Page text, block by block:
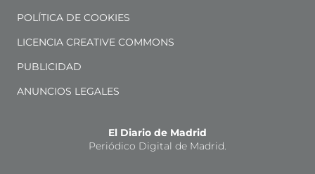
POLÍTICA DE COOKIES
LICENCIA CREATIVE COMMONS
PUBLICIDAD
ANUNCIOS LEGALES
El Diario de Madrid
Periódico Digital de Madrid.